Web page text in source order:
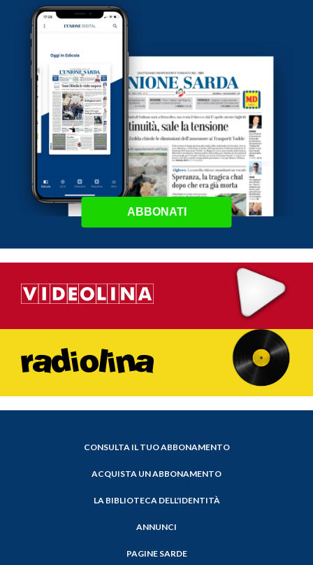
ABBONATI
CONSULTA IL TUO ABBONAMENTO
ACQUISTA UN ABBONAMENTO
LA BIBLIOTECA DELL'IDENTITÀ
ANNUNCI
PAGINE SARDE